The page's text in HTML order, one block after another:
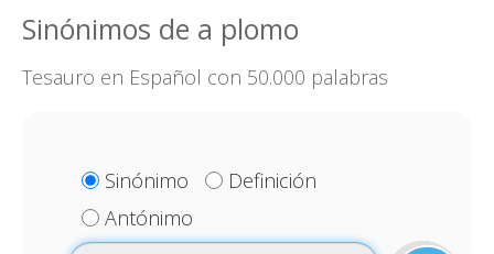
Sinónimos de a plomo
Tesauro en Español con 50.000 palabras
Sinónimo
Definición
Antónimo